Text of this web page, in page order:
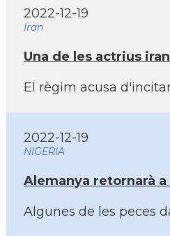
2022-12-19
Iran
Una de les actrius
El règim acusa
2022-12-19
NIGERIA
Alemanya retornarà
Algunes de les peces